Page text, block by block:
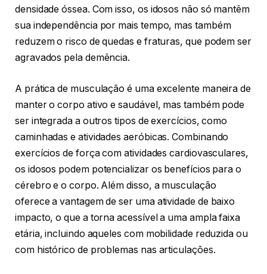
densidade óssea. Com isso, os idosos não só mantêm
sua independência por mais tempo, mas também
reduzem o risco de quedas e fraturas, que podem ser
agravados pela demência.
A prática de musculação é uma excelente maneira de
manter o corpo ativo e saudável, mas também pode
ser integrada a outros tipos de exercícios, como
caminhadas e atividades aeróbicas. Combinando
exercícios de força com atividades cardiovasculares,
os idosos podem potencializar os benefícios para o
cérebro e o corpo. Além disso, a musculação
oferece a vantagem de ser uma atividade de baixo
impacto, o que a torna acessível a uma ampla faixa
etária, incluindo aqueles com mobilidade reduzida ou
com histórico de problemas nas articulações.